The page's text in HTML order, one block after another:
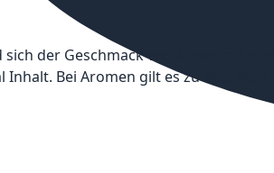
der Geschmack von Minze mit
Bei Aromen gilt es zu beachten,